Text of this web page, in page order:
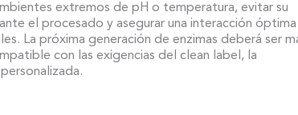
extremos de pH o temperatura, evitar su
el procesado y asegurar una interacción óptima
La próxima generación de enzimas deberá ser
con las exigencias del clean label, la